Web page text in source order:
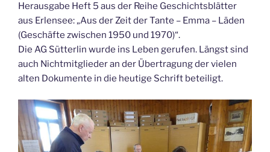
Herausgabe Heft 5 aus der Reihe Geschichtsblätter
aus Erlensee: „Aus der Zeit der Tante – Emma – Läden
(Geschäfte zwischen 1950 und 1970)“.
Die AG Sütterlin wurde ins Leben gerufen. Längst sind
auch Nichtmitglieder an der Übertragung der vielen
alten Dokumente in die heutige Schrift beteiligt.